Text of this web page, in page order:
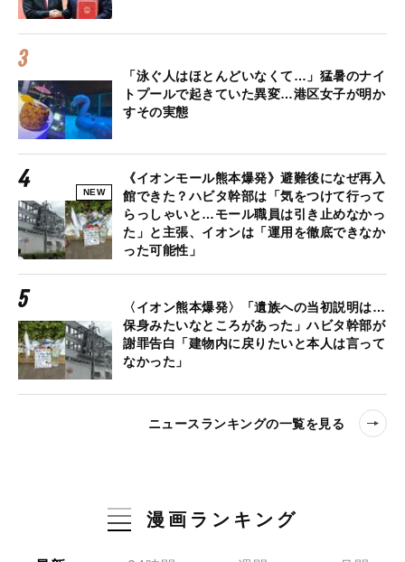
「泳ぐ人はほとんどいなくて…」猛暑のナイ
トプールで起きていた異変…港区女子が明か
すその実態
NEW
《イオンモール熊本爆発》避難後になぜ再入
館できた？ハビタ幹部は「気をつけて行って
らっしゃいと…モール職員は引き止めなかっ
た」と主張、イオンは「運用を徹底できなか
った可能性」
〈イオン熊本爆発〉「遺族への当初説明は…
保身みたいなところがあった」ハビタ幹部が
謝罪告白「建物内に戻りたいと本人は言って
なかった」
ニュースランキングの一覧を見る
漫画ランキング